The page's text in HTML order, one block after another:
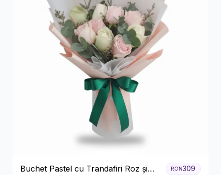
Buchet Pastel cu Trandafiri Roz și
RON309